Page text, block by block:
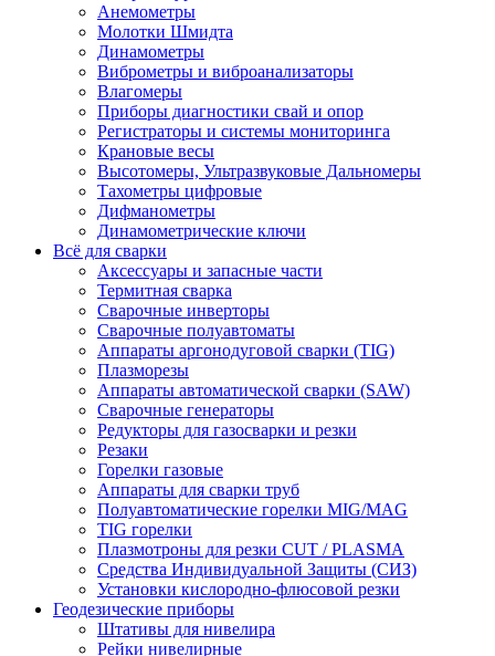
Анемометры
Молотки Шмидта
Динамометры
Виброметры и виброанализаторы
Влагомеры
Приборы диагностики свай и опор
Регистраторы и системы мониторинга
Крановые весы
Высотомеры, Ультразвуковые Дальномеры
Тахометры цифровые
Дифманометры
Динамометрические ключи
Всё для сварки
Аксессуары и запасные части
Термитная сварка
Сварочные инверторы
Сварочные полуавтоматы
Аппараты аргонодуговой сварки (TIG)
Плазморезы
Аппараты автоматической сварки (SAW)
Сварочные генераторы
Редукторы для газосварки и резки
Резаки
Горелки газовые
Аппараты для сварки труб
Полуавтоматические горелки MIG/MAG
TIG горелки
Плазмотроны для резки CUT / PLASMA
Средства Индивидуальной Защиты (СИЗ)
Установки кислородно-флюсовой резки
Геодезические приборы
Штативы для нивелира
Рейки нивелирные